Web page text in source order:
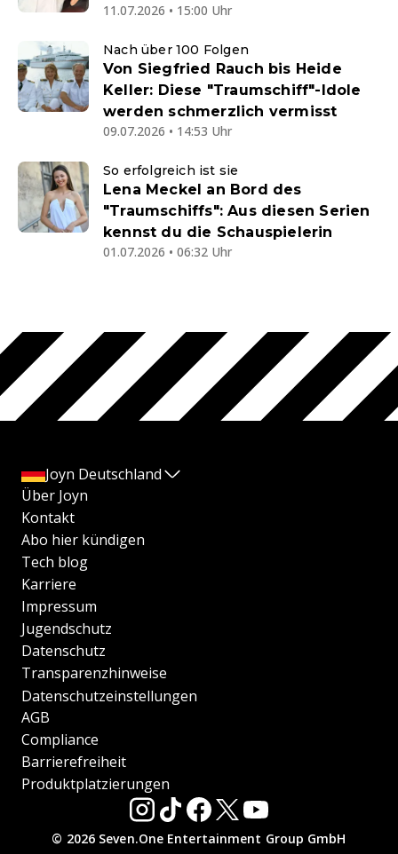
11.07.2026 • 15:00 Uhr
Nach über 100 Folgen
Von Siegfried Rauch bis Heide
Keller: Diese "Traumschiff"-Idole
werden schmerzlich vermisst
09.07.2026 • 14:53 Uhr
So erfolgreich ist sie
Lena Meckel an Bord des
"Traumschiffs": Aus diesen Serien
kennst du die Schauspielerin
01.07.2026 • 06:32 Uhr
Joyn Deutschland
Über Joyn
Kontakt
Abo hier kündigen
Tech blog
Karriere
Impressum
Jugendschutz
Datenschutz
Transparenzhinweise
Datenschutzeinstellungen
AGB
Compliance
Barrierefreiheit
Produktplatzierungen
© 2026 Seven.One Entertainment Group GmbH